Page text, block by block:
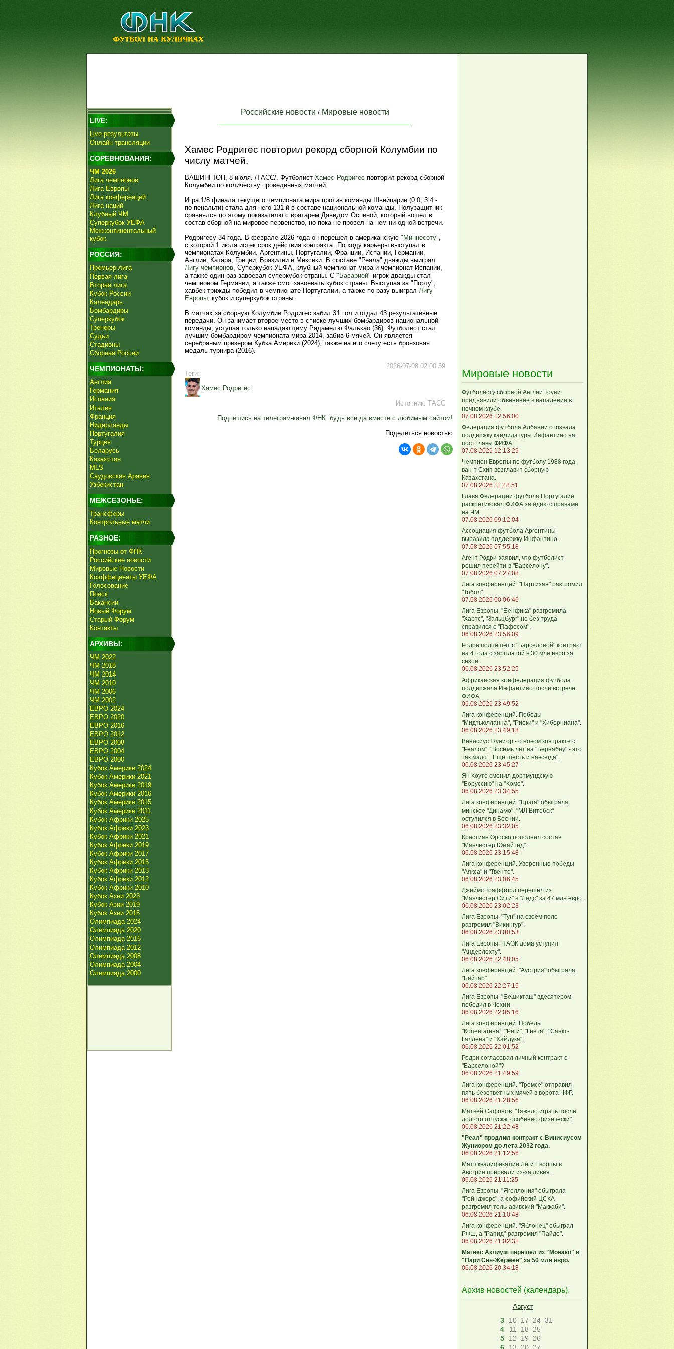
LIVE:
Live-результаты
Онлайн трансляции
СОРЕВНОВАНИЯ:
ЧМ 2026
Лига чемпионов
Лига Европы
Лига конференций
Лига наций
Клубный ЧМ
Суперкубок УЕФА
Межконтинентальный
кубок
РОССИЯ:
Премьер-лига
Первая лига
Вторая лига
Кубок России
Календарь
Бомбардиры
Суперкубок
Тренеры
Судьи
Стадионы
Сборная России
ЧЕМПИОНАТЫ:
Англия
Германия
Испания
Италия
Франция
Нидерланды
Португалия
Турция
Беларусь
Казахстан
MLS
Саудовская Аравия
Узбекистан
МЕЖСЕЗОНЬЕ:
Трансферы
Контрольные матчи
РАЗНОЕ:
Прогнозы от ФНК
Российские новости
Мировые Новости
Коэффициенты УЕФА
Голосование
Поиск
Вакансии
Новый Форум
Старый Форум
Контакты
АРХИВЫ:
ЧМ 2022
ЧМ 2018
ЧМ 2014
ЧМ 2010
ЧМ 2006
ЧМ 2002
ЕВРО 2024
ЕВРО 2020
ЕВРО 2016
ЕВРО 2012
ЕВРО 2008
ЕВРО 2004
ЕВРО 2000
Кубок Америки 2024
Кубок Америки 2021
Кубок Америки 2019
Кубок Америки 2016
Кубок Америки 2015
Кубок Америки 2011
Кубок Африки 2025
Кубок Африки 2023
Кубок Африки 2021
Кубок Африки 2019
Кубок Африки 2017
Кубок Африки 2015
Кубок Африки 2013
Кубок Африки 2012
Кубок Африки 2010
Кубок Азии 2023
Кубок Азии 2019
Кубок Азии 2015
Олимпиада 2024
Олимпиада 2020
Олимпиада 2016
Олимпиада 2012
Олимпиада 2008
Олимпиада 2004
Олимпиада 2000
Российские новости / Мировые новости
Хамес Родригес повторил рекорд сборной Колумбии по
числу матчей.
ВАШИНГТОН, 8 июля. /ТАСС/. Футболист Хамес Родригес повторил рекорд сборной
Колумбии по количеству проведенных матчей.
Игра 1/8 финала текущего чемпионата мира против команды Швейцарии (0:0, 3:4 -
по пенальти) стала для него 131-й в составе национальной команды. Полузащитник
сравнялся по этому показателю с вратарем Давидом Оспиной, который вошел в
состав сборной на мировое первенство, но пока не провел на нем ни одной встречи.
Родригесу 34 года. В феврале 2026 года он перешел в американскую "Миннесоту",
с которой 1 июля истек срок действия контракта. По ходу карьеры выступал в
чемпионатах Колумбии. Аргентины. Португалии, Франции, Испании, Германии,
Англии, Катара, Греции, Бразилии и Мексики. В составе "Реала" дважды выиграл
Лигу чемпионов, Суперкубок УЕФА, клубный чемпионат мира и чемпионат Испании,
а также один раз завоевал суперкубок страны. С "Баварией" игрок дважды стал
чемпионом Германии, а также смог завоевать кубок страны. Выступая за "Порту",
хавбек трижды победил в чемпионате Португалии, а также по разу выиграл Лигу
Европы, кубок и суперкубок страны.
В матчах за сборную Колумбии Родригес забил 31 гол и отдал 43 результативные
передачи. Он занимает второе место в списке лучших бомбардиров национальной
команды, уступая только нападающему Радамелю Фалькао (36). Футболист стал
лучшим бомбардиром чемпионата мира-2014, забив 6 мячей. Он является
серебряным призером Кубка Америки (2024), также на его счету есть бронзовая
медаль турнира (2016).
2026-07-08 02:00:59
Теги:
Хамес Родригес
Источник: ТАСС
Подпишись на телеграм-канал ФНК, будь всегда вместе с любимым сайтом!
Поделиться новостью
Мировые новости
Футболисту сборной Англии Тоуни
предъявили обвинение в нападении в
ночном клубе.
07.08.2026 12:56:00
Федерация футбола Албании отозвала
поддержку кандидатуры Инфантино на
пост главы ФИФА.
07.08.2026 12:13:29
Чемпион Европы по футболу 1988 года
ван`т Схип возглавит сборную
Казахстана.
07.08.2026 11:28:51
Глава Федерации футбола Португалии
раскритиковал ФИФА за идею с правами
на ЧМ.
07.08.2026 09:12:04
Ассоциация футбола Аргентины
выразила поддержку Инфантино.
07.08.2026 07:55:18
Агент Родри заявил, что футболист
решил перейти в "Барселону".
07.08.2026 07:27:08
Лига кoнференций. "Партизан" разгромил
"Тобол".
07.08.2026 00:06:46
Лига Европы. "Бенфика" разгромила
"Хартс", "Зальцбург" не без труда
справился с "Пафосом".
06.08.2026 23:56:09
Родри подпишет с "Барселоной" контракт
на 4 года с зарплатой в 30 млн евро за
сезон.
06.08.2026 23:52:25
Африканская конфедерация футбола
поддержала Инфантино после встречи
ФИФА.
06.08.2026 23:49:52
Лига кoнференций. Победы
"Мидтьюлланна", "Риеки" и "Хиберниана".
06.08.2026 23:49:18
Винисиус Жуниор - о новом контракте с
"Реалом": "Восемь лет на "Бернабеу" - это
так мало... Ещё шесть и навсегда".
06.08.2026 23:45:27
Ян Коуто сменил дортмундскую
"Боруссию" на "Комо".
06.08.2026 23:34:55
Лига кoнференций. "Брага" обыграла
минское "Динамо", "МЛ Витебск"
оступился в Боснии.
06.08.2026 23:32:05
Кристиан Ороско пополнил состав
"Манчестер Юнайтед".
06.08.2026 23:15:48
Лига кoнференций. Уверенные победы
"Аякса" и "Твенте".
06.08.2026 23:06:45
Джеймс Траффорд перешёл из
"Манчестер Сити" в "Лидс" за 47 млн евро.
06.08.2026 23:02:23
Лига Европы. "Тун" на своём поле
разгромил "Викингур".
06.08.2026 23:00:53
Лига Европы. ПАОК дома уступил
"Андерлехту".
06.08.2026 22:48:05
Лига конференций. "Аустрия" обыграла
"Бейтар".
06.08.2026 22:27:15
Лига Европы. "Бешикташ" вдесятером
победил в Чехии.
06.08.2026 22:05:16
Лига конференций. Победы
"Копенгагена", "Риги", "Гента", "Санкт-
Галлена" и "Хайдука".
06.08.2026 22:01:52
Родри согласовал личный контракт с
"Барселоной"?
06.08.2026 21:49:59
Лига конференций. "Тромсе" отправил
пять безответных мячей в ворота ЧФР.
06.08.2026 21:28:56
Матвей Сафонов: "Тяжело играть после
долгого отпуска, особенно физически".
06.08.2026 21:22:48
"Реал" продлил контракт с Винисиусом
Жуниором до лета 2032 года.
06.08.2026 21:12:56
Матч квалификации Лиги Европы в
Австрии прервали из-за ливня.
06.08.2026 21:11:25
Лига Европы. "Ягеллония" обыграла
"Рейнджерс", а софийский ЦСКА
разгромил тель-авивский "Маккаби".
06.08.2026 21:10:48
Лига кoнференций. "Яблонец" обыграл
РФШ, а "Рапид" разгромил "Пайде".
06.08.2026 21:02:31
Магнес Аклиуш перешёл из "Монако" в
"Пари Сен-Жермен" за 50 млн евро.
06.08.2026 20:34:18
Архив новостей (календарь).
Август
3 10 17 24 31
4
11 18
25
5 12 19
26